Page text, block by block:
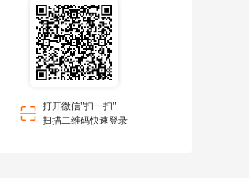
打开微信"扫一扫"
扫描二维码快速登录